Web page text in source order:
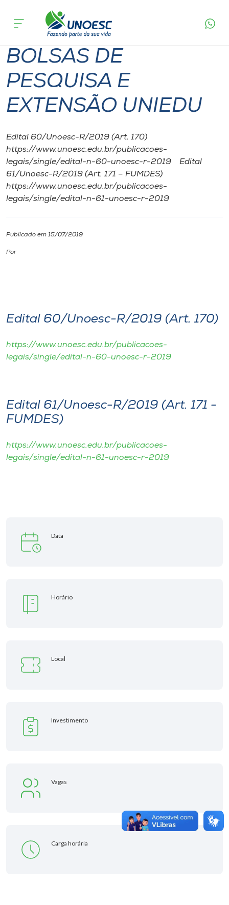
Cursos
Onde estamos
Pesquisa
Atendimento ao Estudante
Portal de Ensino
A
Unoesc
I.nova
Cultura
CPA
Editora
Museu
acontece
BOLSAS DE
PESQUISA E
EXTENSÃO UNIEDU
Edital 60/Unoesc-R/2019 (Art. 170)
https://www.unoesc.edu.br/publicacoes-
legais/single/edital-n-60-unoesc-r-2019 Edital
61/Unoesc-R/2019 (Art. 171 – FUMDES)
https://www.unoesc.edu.br/publicacoes-
legais/single/edital-n-61-unoesc-r-2019
Publicado em 15/07/2019
Por
Edital 60/Unoesc-R/2019 (Art. 170)
https://www.unoesc.edu.br/publicacoes-
legais/single/edital-n-60-unoesc-r-2019
Edital 61/Unoesc-R/2019 (Art. 171 -
FUMDES)
https://www.unoesc.edu.br/publicacoes-
legais/single/edital-n-61-unoesc-r-2019
Data
Horário
Local
Investimento
Vagas
Carga horária